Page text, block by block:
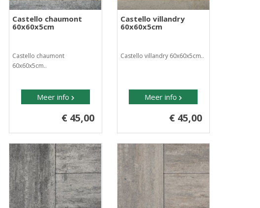
Castello chaumont
60x60x5cm
Castello chaumont
60x60x5cm..
Meer info
€ 45,00
Castello villandry
60x60x5cm
Castello villandry 60x60x5cm..
Meer info
€ 45,00